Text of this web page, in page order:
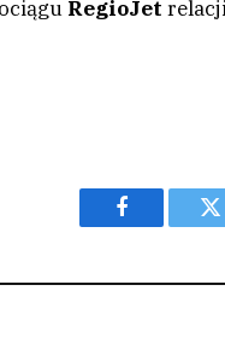
RegioJet
Facebook